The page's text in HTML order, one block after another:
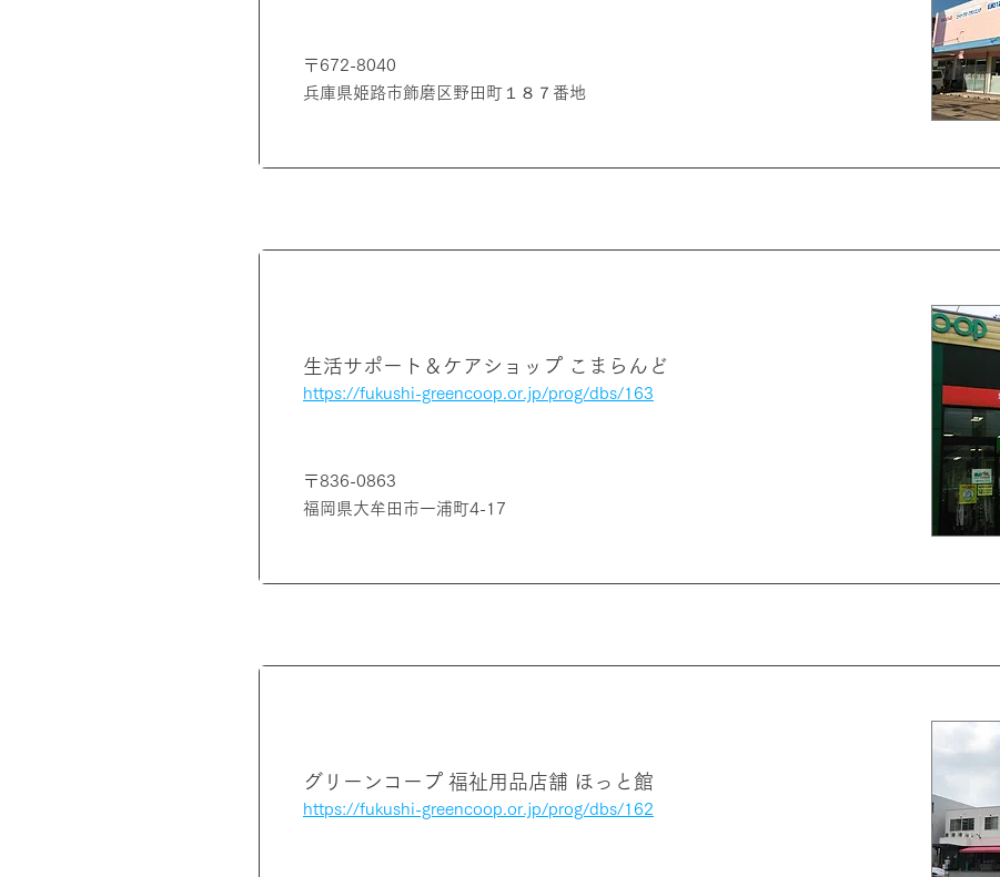
〒672-8040
兵庫県姫路市飾磨区野田町１８７番地
​生活サポート＆ケアショップ こまらんど
https://fukushi-greencoop.or.jp/prog/dbs/163
〒836-0863
福岡県大牟田市一浦町4-17
グリーンコープ 福祉用品店舗 ほっと館
https://fukushi-greencoop.or.jp/prog/dbs/162